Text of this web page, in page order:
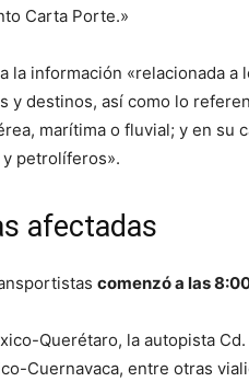
Carta Porte.»
la información «relacionada
y destinos, así como lo
marítima o fluvial; y en su
petrolíferos».
afectadas
comenzó a las
Querétaro, la autopista
Cuernavaca, entre otras